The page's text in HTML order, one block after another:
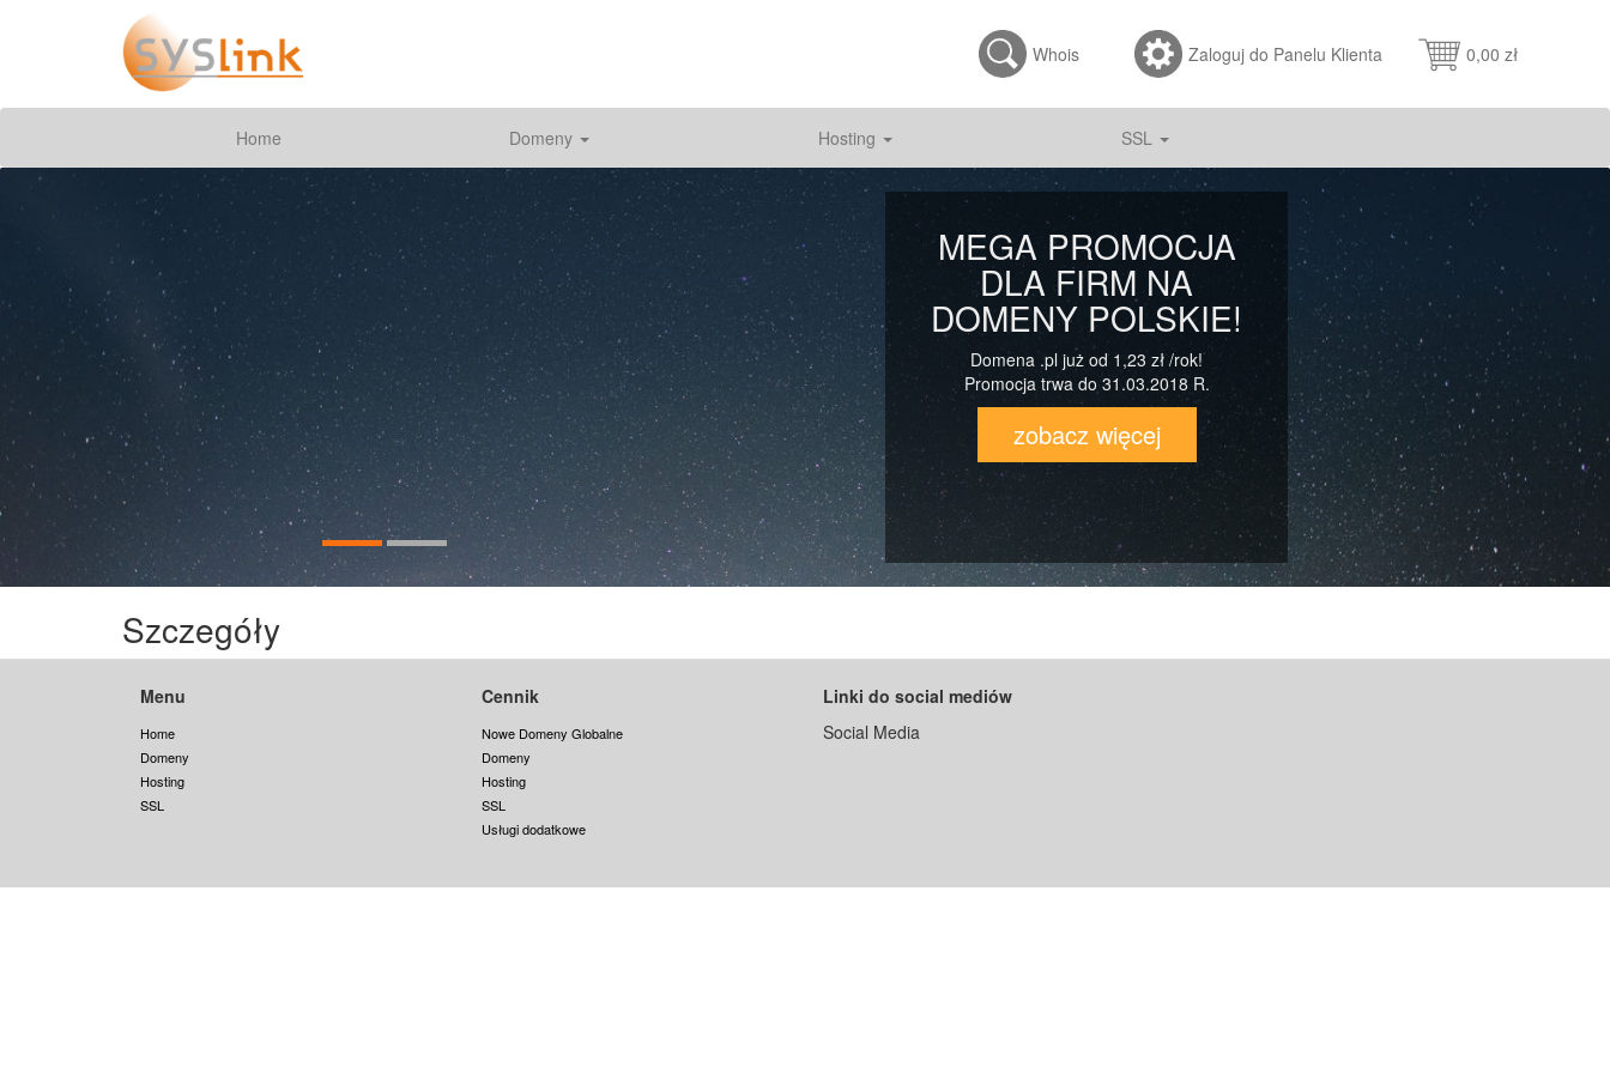
0,00 zł
Zaloguj do Panelu Klienta
Whois
Home Domeny Hosting SSL
MEGA PROMOCJA
DLA FIRM NA
DOMENY POLSKIE!
Domena .pl już od 1,23 zł /rok!
Promocja trwa do 31.03.2018 R.
zobacz więcej
Szczegóły
Menu
Home
Domeny
Hosting
SSL
Cennik
Nowe Domeny Globalne
Domeny
Hosting
SSL
Usługi dodatkowe
Linki do social mediów
Social Media